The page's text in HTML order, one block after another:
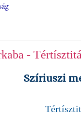
-
Szíriuszi